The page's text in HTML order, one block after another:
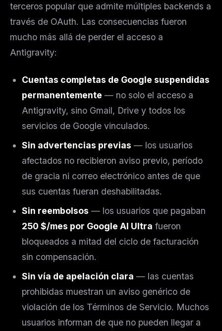
terceros popular que admite múltiples backends a
través de OAuth. Las consecuencias fueron
mucho más allá de perder el acceso a
Antigravity:
Cuentas completas de Google suspendidas
permanentemente — no solo el acceso a
Antigravity, sino Gmail, Drive y todos los
servicios de Google vinculados.
Sin advertencias previas — los usuarios
afectados no recibieron aviso previo, período
de gracia ni correo electrónico antes de que
sus cuentas fueran deshabilitadas.
Sin reembolsos — los usuarios que pagaban
250 $/mes por Google AI Ultra fueron
bloqueados a mitad del ciclo de facturación
sin compensación.
Sin vía de apelación clara — las cuentas
prohibidas muestran un aviso genérico de
violación de los Términos de Servicio. Muchos
usuarios informan de que no pueden llegar a
THIS WEEK'S DIGEST
MCP pick of the week
Rules & workflow pack
Free · Weekly · 2 min read
FREE NEWSLETTER